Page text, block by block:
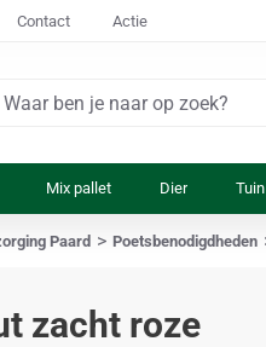
Contact Actie
Mix pallet Dier Tuin
zacht roze
Paard Poetsbenodigdheden